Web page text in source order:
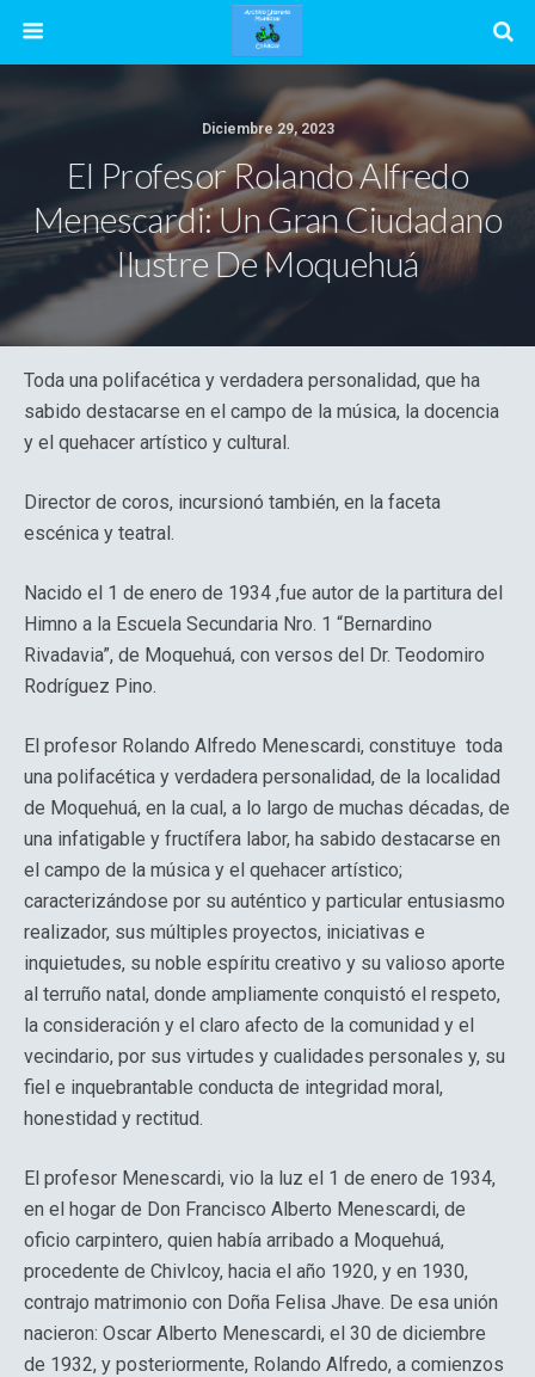
Diciembre 29, 2023
El Profesor Rolando Alfredo
Menescardi: Un Gran Ciudadano
Ilustre De Moquehuá
Toda una polifacética y verdadera personalidad, que ha
sabido destacarse en el campo de la música, la docencia
y el quehacer artístico y cultural.
Director de coros, incursionó también, en la faceta
escénica y teatral.
Nacido el 1 de enero de 1934 ,fue autor de la partitura del
Himno a la Escuela Secundaria Nro. 1 “Bernardino
Rivadavia”, de Moquehuá, con versos del Dr. Teodomiro
Rodríguez Pino.
El profesor Rolando Alfredo Menescardi, constituye toda
una polifacética y verdadera personalidad, de la localidad
de Moquehuá, en la cual, a lo largo de muchas décadas, de
una infatigable y fructífera labor, ha sabido destacarse en
el campo de la música y el quehacer artístico;
caracterizándose por su auténtico y particular entusiasmo
realizador, sus múltiples proyectos, iniciativas e
inquietudes, su noble espíritu creativo y su valioso aporte
al terruño natal, donde ampliamente conquistó el respeto,
la consideración y el claro afecto de la comunidad y el
vecindario, por sus virtudes y cualidades personales y, su
fiel e inquebrantable conducta de integridad moral,
honestidad y rectitud.
El profesor Menescardi, vio la luz el 1 de enero de 1934,
en el hogar de Don Francisco Alberto Menescardi, de
oficio carpintero, quien había arribado a Moquehuá,
procedente de Chivlcoy, hacia el año 1920, y en 1930,
contrajo matrimonio con Doña Felisa Jhave. De esa unión
nacieron: Oscar Alberto Menescardi, el 30 de diciembre
de 1932, y posteriormente, Rolando Alfredo, a comienzos